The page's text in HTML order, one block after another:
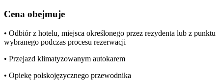
Cena obejmuje
• Odbiór z hotelu, miejsca określonego przez rezydenta lub z punktu
wybranego podczas procesu rezerwacji
• Przejazd klimatyzowanym autokarem
• Opiekę polskojęzycznego przewodnika